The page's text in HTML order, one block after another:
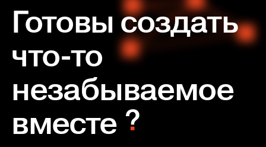
Готовы создать
что-то
незабываемое
вместе